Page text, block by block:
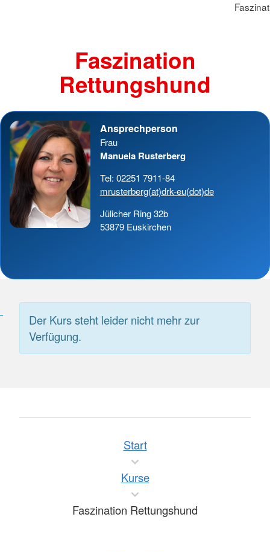
Faszination
Rettungshund
Ansprechperson
Frau
Manuela Rusterberg
Tel: 02251 7911-84
mrusterberg(at)drk-eu(dot)de
Jülicher Ring 32b
53879 Euskirchen
Der Kurs steht leider nicht mehr zur
Verfügung.
Start
Kurse
Faszination Rettungshund